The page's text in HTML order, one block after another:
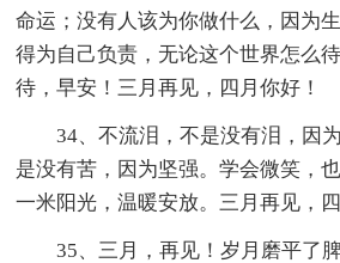
命运；没有人该为你做什么，因为
得为自己负责，无论这个世界怎么
待，早安！三月再见，四月你好！
34、不流泪，不是没有泪，因为
是没有苦，因为坚强。学会微笑，
一米阳光，温暖安放。三月再见，四
35、三月，再见！岁月磨平了脾